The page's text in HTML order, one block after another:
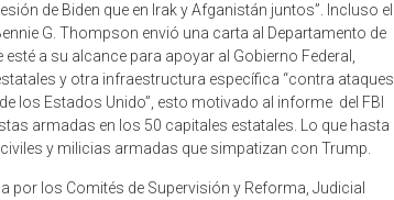
de Biden que en Irak y Afganistán juntos”. Incluso el
G. Thompson envió una carta al Departamento de
a su alcance para apoyar al Gobierno Federal,
y otra infraestructura específica “contra ataques
los Estados Unido”, esto motivado al informe del FBI
armadas en los 50 capitales estatales. Lo que hasta
y milicias armadas que simpatizan con Trump.
por los Comités de Supervisión y Reforma, Judicial